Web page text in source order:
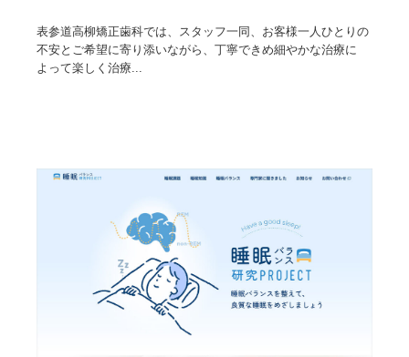
表参道高柳矯正歯科では、スタッフ一同、お客様一人ひとりの
不安とご希望に寄り添いながら、丁寧できめ細やかな治療に
よって楽しく治療...